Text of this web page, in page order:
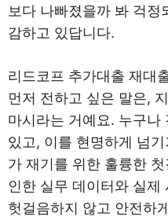
보다 나빠졌을까 봐 걱
감하고 있답니다.
리드코프 추가대출 재대
먼저 전하고 싶은 말은,
마시라는 거예요. 누구나
있고, 이를 현명하게 넘
가 재기를 위한 훌륭한
인한 실무 데이터와 실제
헛걸음하지 않고 안전하